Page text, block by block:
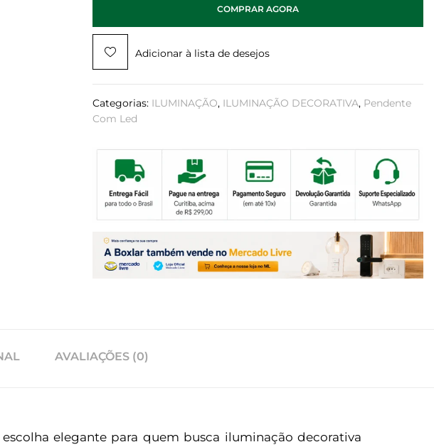
COMPRAR AGORA
Adicionar à lista de desejos
Categorias: ILUMINAÇÃO, ILUMINAÇÃO DECORATIVA, Pendente
Com Led
AVALIAÇÕES (0)
elegante para quem busca iluminação decorativa